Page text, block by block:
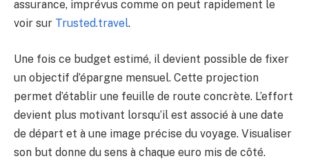
assurance, imprévus comme on peut rapidement le
voir sur Trusted.travel.
Une fois ce budget estimé, il devient possible de fixer
un objectif d’épargne mensuel. Cette projection
permet d’établir une feuille de route concrète. L’effort
devient plus motivant lorsqu’il est associé à une date
de départ et à une image précise du voyage. Visualiser
son but donne du sens à chaque euro mis de côté.